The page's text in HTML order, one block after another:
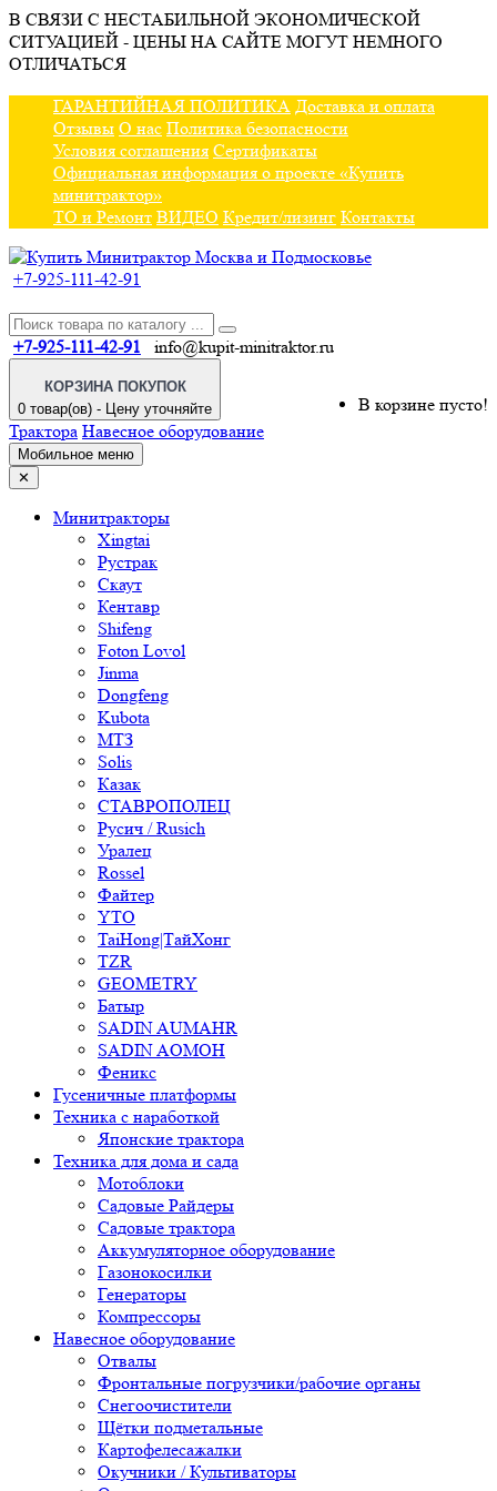
В СВЯЗИ С НЕСТАБИЛЬНОЙ ЭКОНОМИЧЕСКОЙ
СИТУАЦИЕЙ - ЦЕНЫ НА САЙТЕ МОГУТ НЕМНОГО
ОТЛИЧАТЬСЯ
ГАРАНТИЙНАЯ ПОЛИТИКА Доставка и оплата
Отзывы О нас Политика безопасности
Условия соглашения Сертификаты
Официальная информация о проекте «Купить
минитрактор»
ТО и Ремонт ВИДЕО Кредит/лизинг Контакты
+7-925-111-42-91
+7-925-111-42-91 info@kupit-minitraktor.ru
КОРЗИНА ПОКУПОК
0 товар(ов) - Цену уточняйте
В корзине пусто!
Трактора Навесное оборудование
Мобильное меню
✕
Минитракторы
Xingtai
Рустрак
Скаут
Кентавр
Shifeng
Foton Lovol
Jinma
Dongfeng
Kubota
МТЗ
Solis
Казак
СТАВРОПОЛЕЦ
Русич / Rusich
Уралец
Rossel
Файтер
YTO
TaiHong|ТайХонг
TZR
GEOMETRY
Батыр
SADIN AUMAHR
SADIN AOMOH
Феникс
Гусеничные платформы
Техника с наработкой
Японские трактора
Техника для дома и сада
Мотоблоки
Садовые Райдеры
Садовые трактора
Аккумуляторное оборудование
Газонокосилки
Генераторы
Компрессоры
Навесное оборудование
Отвалы
Фронтальные погрузчики/рабочие органы
Снегоочистители
Щётки подметальные
Картофелесажалки
Окучники / Культиваторы